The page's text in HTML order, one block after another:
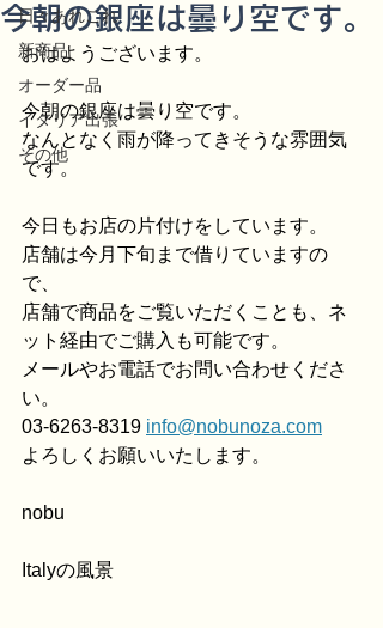
日々あれこれ
新商品
オーダー品
イタリア出張
その他
今朝の銀座は曇り空です。
おはようございます。
今朝の銀座は曇り空です。
なんとなく雨が降ってきそうな雰囲気
です。
今日もお店の片付けをしています。
店舗は今月下旬まで借りていますの
で、
店舗で商品をご覧いただくことも、ネ
ット経由でご購入も可能です。
メールやお電話でお問い合わせくださ
い。
03-6263-8319 info@nobunoza.com
よろしくお願いいたします。
nobu
Italyの風景